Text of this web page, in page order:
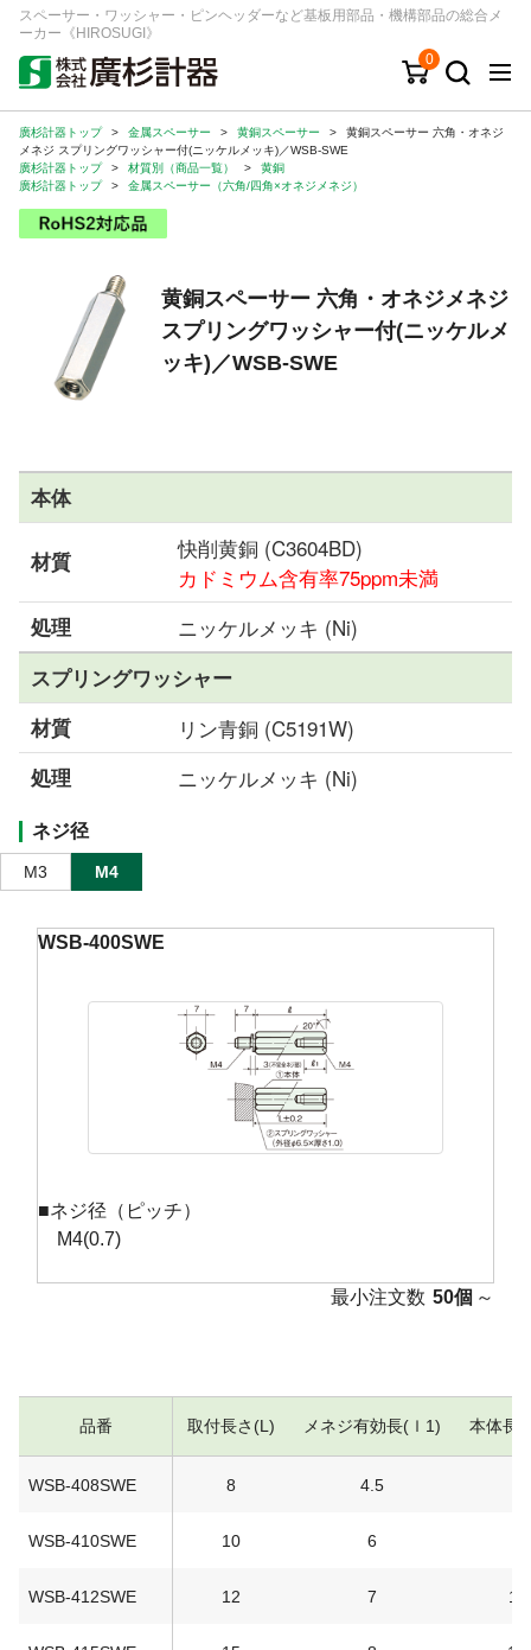
スペーサー・ワッシャー・ピンヘッダーなど基板用部品・機構部品の総合メ
ーカー《HIROSUGI》
0
キーワード 品番/シリーズ
商品カテゴリから探す
ジャンルから探す
シリーズから探す
ログイン
注文・見積りについて
お問い合わせ窓口
会社情報
廣杉計器トップ > 金属スペーサー > 黄銅スペーサー >
黄銅スペーサー 六角・オネジ
メネジ スプリングワッシャー付(ニッケルメッキ)／WSB-SWE
廣杉計器トップ
> 材質別（商品一覧） >
黄銅
廣杉計器トップ
> 金属スペーサー（六角/四角×オネジメネジ）
黄銅スペーサー 六角・オネジメネジ
スプリングワッシャー付(ニッケルメ
ッキ)／WSB-SWE
本体
材質
快削黄銅 (C3604BD)
カドミウム含有率75ppm未満
処理 ニッケルメッキ (Ni)
スプリングワッシャー
材質
リン青銅 (C5191W)
処理 ニッケルメッキ (Ni)
ネジ径
M3 M4
WSB-400SWE
■ネジ径（ピッチ）
M4(0.7)
最小注文数 50個 ～
品番 取付長さ(L) メネジ有効長(ｌ1) 本体長
WSB-408SWE 8 4.5
WSB-410SWE 10 6
WSB-412SWE 12 7 11